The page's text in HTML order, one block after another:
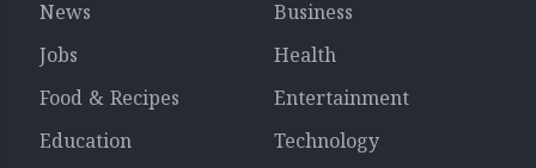
News
Business
Jobs
Health
Food & Recipes
Entertainment
Education
Technology